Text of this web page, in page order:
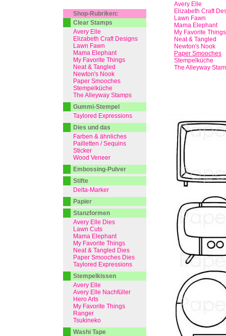
Avery Elle
Elizabeth Craft
Lawn Fawn
Mama Elephant
My Favorite Things
Neat & Tangled
Newton's Nook
Paper Smooches
Stempelküche
The Alleyway
Shop-Rubriken:
Clear Stamps
Avery Elle
Elizabeth Craft Designs
Lawn Fawn
Mama Elephant
My Favorite Things
Neat & Tangled
Newton's Nook
Paper Smooches
Stempelküche
The Alleyway Stamps
Gummi-Stempel
Taylored Expressions
Dies und das
Farben & ähnliches
Pailletten / Sequins
Sticker
Wood Veneer
Embossing-Pulver
Stifte
Delta-Marker
Papier
Stanzformen
Avery Elle Dies
Lawn Cuts
Mama Elephant
My Favorite Things
Neat & Tangled Dies
Paper Smooches Dies
Taylored Expressions
Stempelkissen
Avery Elle
Avery Elle Nachfüller
Hero Arts
My Favorite Things
Ranger
Tsukineko
Washi Tape